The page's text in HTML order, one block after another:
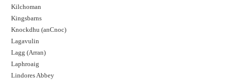
Kilchoman
Kingsbarns
Knockdhu (anCnoc)
Lagavulin
Lagg (Arran)
Laphroaig
Lindores Abbey